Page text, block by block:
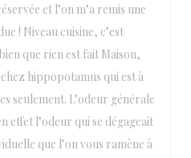
et l’on m’a remis une
! Niveau cuisine, c’est
que rien est fait Maison,
hippopotamus qui est à
seulement. L’odeur générale
effet l’odeur qui se dégageait
que l’on vous ramène à